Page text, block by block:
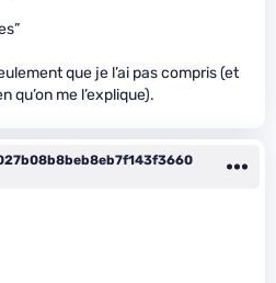
que je l’ai pas compris (et
qu’on me l’explique).